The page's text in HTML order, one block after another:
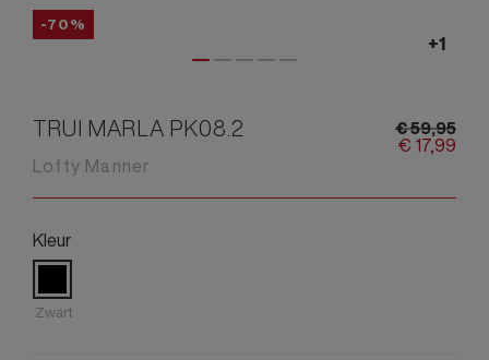
-70%
TRUI MARLA PK08.2
Lofty Manner
€59,95
€ 17,99
Kleur
Zwart